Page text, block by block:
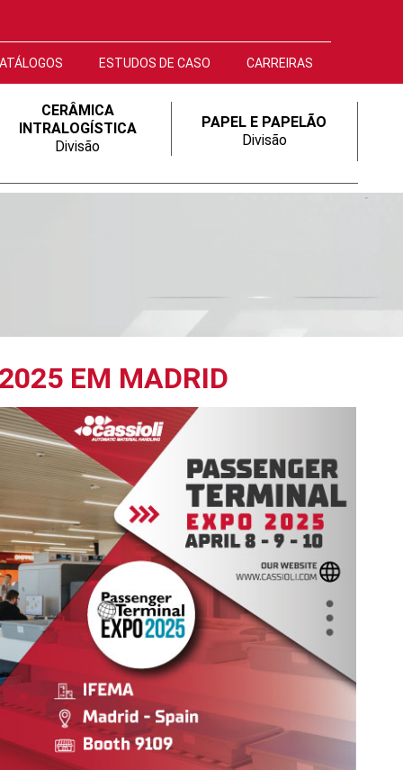
ESTUDOS DE CASO CARREIRAS
CERÂMICA
INTRALOGÍSTICA
Divisão
PAPEL E PAPELÃO
Divisão
EM MADRID